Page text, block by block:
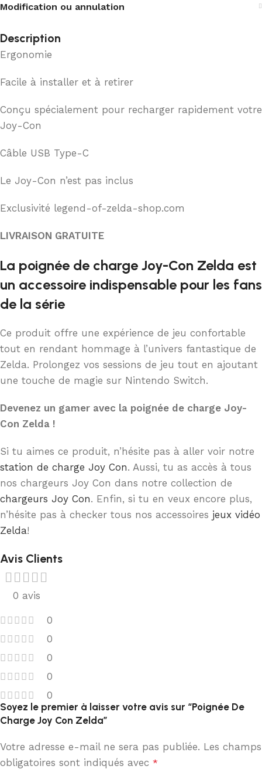
Modification ou annulation
Description
Ergonomie
Facile à installer et à retirer
Conçu spécialement pour recharger rapidement votre
Joy-Con
Câble USB Type-C
Le Joy-Con n’est pas inclus
Exclusivité legend-of-zelda-shop.com
LIVRAISON GRATUITE
La poignée de charge Joy-Con Zelda est
un accessoire indispensable pour les fans
de la série
Ce produit offre une expérience de jeu confortable
tout en rendant hommage à l’univers fantastique de
Zelda. Prolongez vos sessions de jeu tout en ajoutant
une touche de magie sur Nintendo Switch.
Devenez un gamer avec la poignée de charge Joy-
Con Zelda !
Si tu aimes ce produit, n’hésite pas à aller voir notre
station de charge Joy Con. Aussi, tu as accès à tous
nos chargeurs Joy Con dans notre collection de
chargeurs Joy Con. Enfin, si tu en veux encore plus,
n’hésite pas à checker tous nos accessoires jeux vidéo
Zelda!
Avis Clients
0 avis
0
0
0
0
0
Soyez le premier à laisser votre avis sur “Poignée De
Charge Joy Con Zelda”
Votre adresse e-mail ne sera pas publiée. Les champs
obligatoires sont indiqués avec *